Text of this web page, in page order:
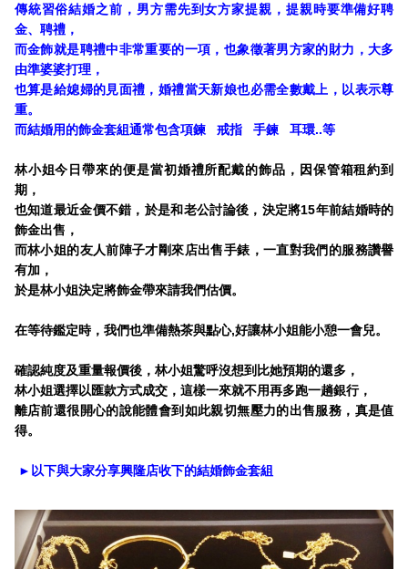
傳統習俗結婚之前，男方需先到女方家提親，提親時要準備好聘
金、聘禮，
而金飾就是聘禮中非常重要的一項，也象徵著男方家的財力，大多
由準婆婆打理，
也算是給媳婦的見面禮，婚禮當天新娘也必需全數戴上，以表示尊
重。
而結婚用的飾金套組通常包含項鍊 戒指 手鍊 耳環..等
林小姐今日帶來的便是當初婚禮所配戴的飾品，因保管箱租約到
期，
也知道最近金價不錯，於是和老公討論後，決定將15年前結婚時的
飾金出售，
而林小姐的友人前陣子才剛來店出售手錶，一直對我們的服務讚譽
有加，
於是林小姐決定將飾金帶來請我們估價。
在等待鑑定時，我們也準備熱茶與點心,好讓林小姐能小憩一會兒。
確認純度及重量報價後，林小姐驚呼沒想到比她預期的還多，
林小姐選擇以匯款方式成交，這樣一來就不用再多跑一趟銀行，
離店前還很開心的說能體會到如此親切無壓力的出售服務，真是值
得。
►以下與大家分享興隆店收下的結婚飾金套組